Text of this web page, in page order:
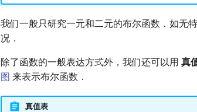
我们一般只研究一元和二元的布尔函数．如无
况．
除了函数的一般表达方式外，我们还可以用 真
图 来表示布尔函数．
真值表